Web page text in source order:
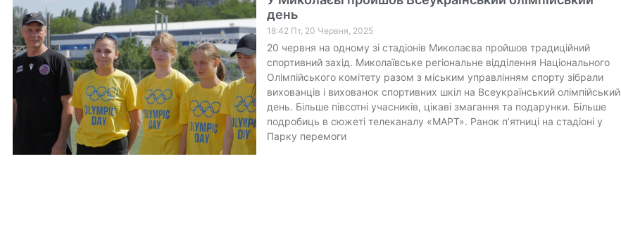
день
18:42 Пт, 20 Червня, 2025
20 червня на одному зі стадіонів Миколаєва пройшов традиційний
спортивний захід. Миколаївське регіональне відділення Національного
Олімпійського комітету разом з міським управлінням спорту зібрали
вихованців і вихованок спортивних шкіл на Всеукраїнський олімпійський
день. Більше півсотні учасників, цікаві змагання та подарунки. Більше
подробиць в сюжеті телеканалу «МАРТ». Ранок п’ятниці на стадіоні у
Парку перемоги